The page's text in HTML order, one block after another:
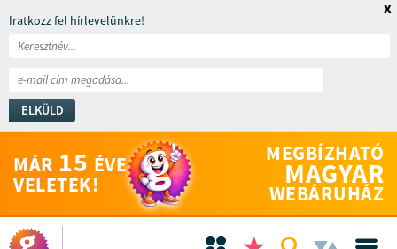
Iratkozz fel hírlevelünkre!
ELKÜLD
x
MÁR 15 ÉVE
VELETEK!
MEGBÍZHATÓ
MAGYAR
WEBÁRUHÁZ